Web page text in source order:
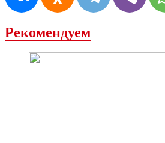
Рекомендуем